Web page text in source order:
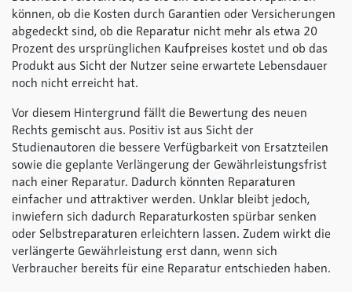
können, ob die Kosten durch Garantien oder Versicherungen
abgedeckt sind, ob die Reparatur nicht mehr als etwa 20
Prozent des ursprünglichen Kaufpreises kostet und ob das
Produkt aus Sicht der Nutzer seine erwartete Lebensdauer
noch nicht erreicht hat.
Vor diesem Hintergrund fällt die Bewertung des neuen
Rechts gemischt aus. Positiv ist aus Sicht der
Studienautoren die bessere Verfügbarkeit von Ersatzteilen
sowie die geplante Verlängerung der Gewährleistungsfrist
nach einer Reparatur. Dadurch könnten Reparaturen
einfacher und attraktiver werden. Unklar bleibt jedoch,
inwiefern sich dadurch Reparaturkosten spürbar senken
oder Selbstreparaturen erleichtern lassen. Zudem wirkt die
verlängerte Gewährleistung erst dann, wenn sich
Verbraucher bereits für eine Reparatur entschieden haben.